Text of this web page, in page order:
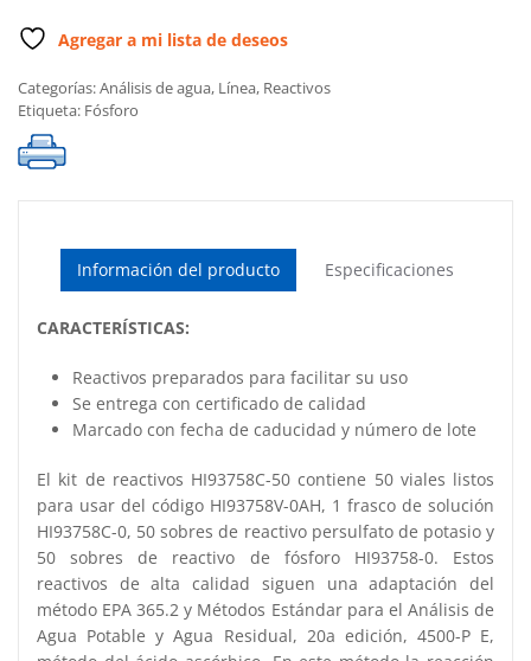
Agregar a mi lista de deseos
Categorías:Análisis de agua, Línea, Reactivos
Etiqueta: Fósforo
Información del producto Especificaciones
CARACTERÍSTICAS:
Reactivos preparados para facilitar su uso
Se entrega con certificado de calidad
Marcado con fecha de caducidad y número de lote
El kit de reactivos HI93758C-50 contiene 50 viales listos
para usar del código HI93758V-0AH, 1 frasco de solución
HI93758C-0, 50 sobres de reactivo persulfato de potasio y
50 sobres de reactivo de fósforo HI93758-0. Estos
reactivos de alta calidad siguen una adaptación del
método EPA 365.2 y Métodos Estándar para el Análisis de
Agua Potable y Agua Residual, 20a edición, 4500-P E,